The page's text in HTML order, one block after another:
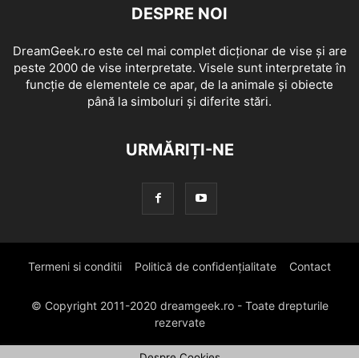
DESPRE NOI
DreamGeek.ro este cel mai complet dicționar de vise și are
peste 2000 de vise interpretate. Visele sunt interpretate în
funcție de elementele ce apar, de la animale și obiecte
până la simboluri și diferite stări.
URMĂRIȚI-NE
Termeni si conditii Politică de confidențialitate Contact
© Copyright 2011-2020 dreamgeek.ro - Toate drepturile
rezervate